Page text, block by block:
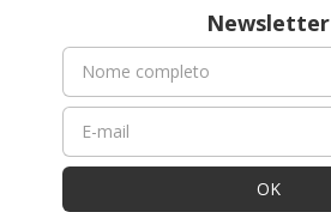
Newsletter